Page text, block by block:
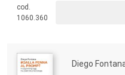
strumenti e le conoscenze
panorama gestionale moderno.
cod.
1060.360
Diego